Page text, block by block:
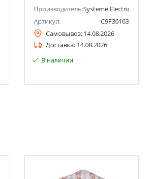
Производитель:Systeme Electric
Артикул:
C9F36163
Самовывоз: 14.08.2026
Доставка: 14.08.2026
В наличии